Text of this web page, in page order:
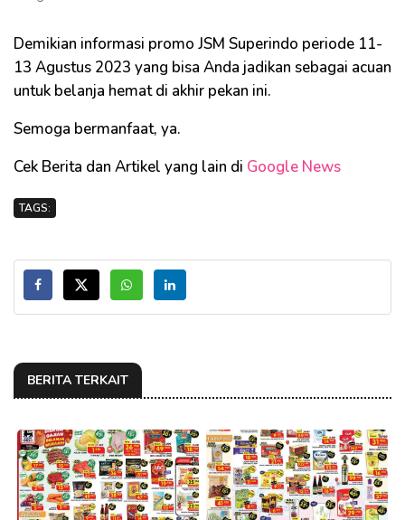
Demikian informasi promo JSM Superindo periode 11-
13 Agustus 2023 yang bisa Anda jadikan sebagai acuan
untuk belanja hemat di akhir pekan ini.
Semoga bermanfaat, ya.
Cek Berita dan Artikel yang lain di Google News
TAGS:
BERITA TERKAIT